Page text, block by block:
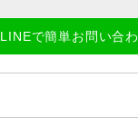
LINEで簡単お問い合